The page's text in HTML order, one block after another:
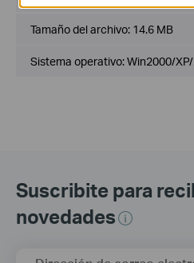
Tamaño del archivo: 14.6 MB
Sistema operativo: Win2000/
Suscribite para
novedades